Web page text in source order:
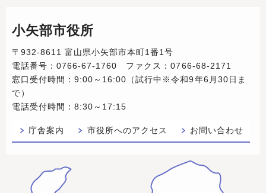
小矢部市役所
〒932-8611 富山県小矢部市本町1番1号
電話番号：0766-67-1760 ファクス：0766-68-2171
窓口受付時間：9:00～16:00（試行中※令和9年6月30日ま
で）
電話受付時間：8:30～17:15
庁舎案内 市役所へのアクセス お問い合わせ